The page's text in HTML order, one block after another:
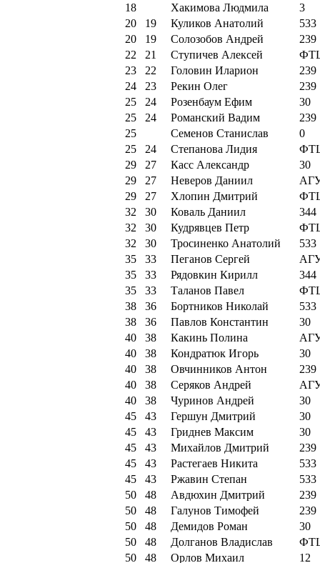
18
Хакимова Людмила
3
20
19 Куликов Анатолий
533
20
19 Солозобов Андрей
239
22
21 Ступичев Алексей
23
22 Головин Иларион
239
24
23 Рекин Олег
239
25
24 Розенбаум Ефим
30
25
24 Романский Вадим
239
25
Семенов Станислав
0
25
24 Степанова Лидия
29
27 Касс Александр
30
29
27 Неверов Даниил
29
27 Хлопин Дмитрий
32
30 Коваль Даниил
344
32
30 Кудрявцев Петр
32
30 Тросиненко Анатолий
533
35
33 Пеганов Сергей
35
33 Рядовкин Кирилл
344
35
33 Таланов Павел
38
36 Бортников Николай
533
38
36 Павлов Константин
30
40
38 Какинь Полина
40
38 Кондратюк Игорь
30
40
38 Овчинников Антон
239
40
38 Серяков Андрей
40
38 Чуринов Андрей
30
45
43 Гершун Дмитрий
30
45
43 Гриднев Максим
30
45
43 Михайлов Дмитрий
239
45
43 Растегаев Никита
533
45
43 Ржавин Степан
533
50
48 Авдюхин Дмитрий
239
50
48 Галунов Тимофей
239
50
48 Демидов Роман
30
50
48 Долганов Владислав
50
48 Орлов Михаил 12